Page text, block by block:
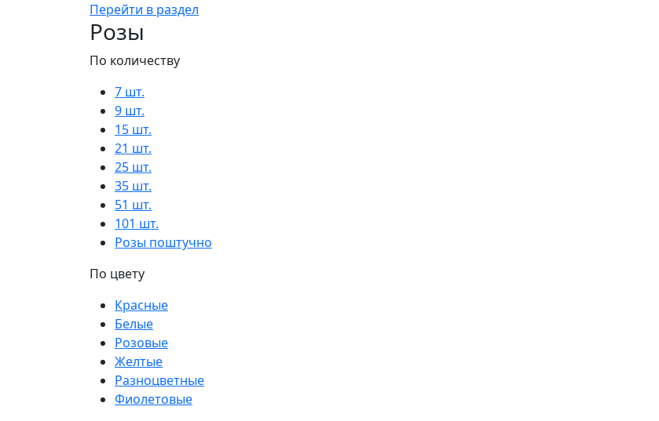
Перейти в раздел
Розы
По количеству
7 шт.
9 шт.
15 шт.
21 шт.
25 шт.
35 шт.
51 шт.
101 шт.
Розы поштучно
По цвету
Красные
Белые
Розовые
Желтые
Разноцветные
Фиолетовые